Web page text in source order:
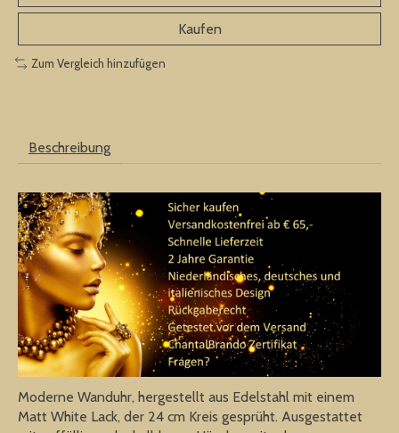
Kaufen
Zum Vergleich hinzufügen
Beschreibung
Moderne Wanduhr, hergestellt aus Edelstahl mit einem
Matt White Lack, der 24 cm Kreis gesprüht. Ausgestattet